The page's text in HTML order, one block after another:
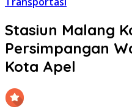
Stasiun Malang
Persimpangan
Kota Apel